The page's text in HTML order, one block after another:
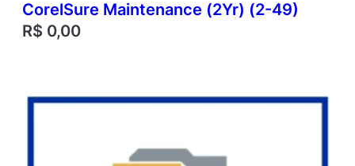
CorelSure Maintenance (2Yr) (2-49)
R$ 0,00